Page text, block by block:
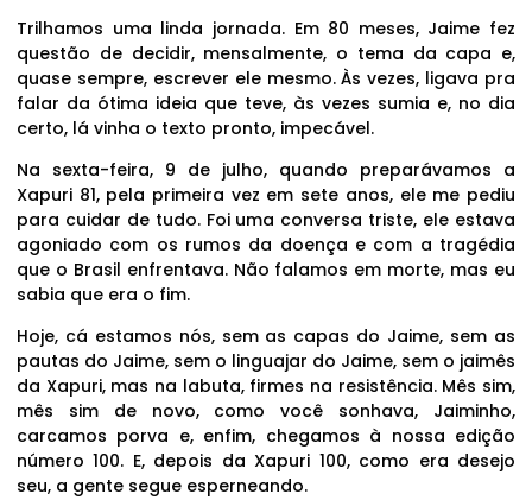
Trilhamos uma linda jornada. Em 80 meses, Jaime fez
questão de decidir, mensalmente, o tema da capa e,
quase sempre, escrever ele mesmo. Às vezes, ligava pra
falar da ótima ideia que teve, às vezes sumia e, no dia
certo, lá vinha o texto pronto, impecável.
Na sexta-feira, 9 de julho, quando preparávamos a
Xapuri 81, pela primeira vez em sete anos, ele me pediu
para cuidar de tudo. Foi uma conversa triste, ele estava
agoniado com os rumos da doença e com a tragédia
que o Brasil enfrentava. Não falamos em morte, mas eu
sabia que era o fim.
Hoje, cá estamos nós, sem as capas do Jaime, sem as
pautas do Jaime, sem o linguajar do Jaime, sem o jaimês
da Xapuri, mas na labuta, firmes na resistência. Mês sim,
mês sim de novo, como você sonhava, Jaiminho,
carcamos porva e, enfim, chegamos à nossa edição
número 100. E, depois da Xapuri 100, como era desejo
seu, a gente segue esperneando.